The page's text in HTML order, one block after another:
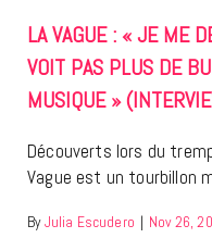
LA VAGUE : « JE ME
VOIT PAS PLUS DE
MUSIQUE »
Découverts lors du
Vague est un tourbillon
By Julia Escudero | Nov 26,